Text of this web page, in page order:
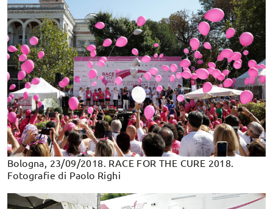
Bologna, 23/09/2018. RACE FOR THE CURE 2018.
Fotografie di Paolo Righi